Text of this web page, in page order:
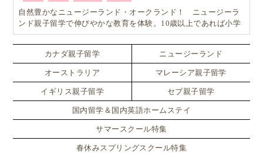
自然豊かなニュージーランド・オークランド！ ニュージーラ
ンド親子留学で伸びやかな教育を体験。10歳以上であれば小学
生でも単身留学可能なスペシャルプラン！！
カナダ親子留学 ニュージーランド
オーストラリア マレーシア親子留学
イギリス親子留学 セブ親子留学
国内留学＆国内英語ホームステイ
サマースクール特集
春休みスプリングスクール特集